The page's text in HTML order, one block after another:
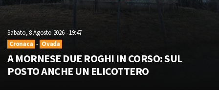
Sabato, 8 Agosto 2026 - 19:47
Cronaca - Ovada
A MORNESE DUE ROGHI IN CORSO: SUL
POSTO ANCHE UN ELICOTTERO